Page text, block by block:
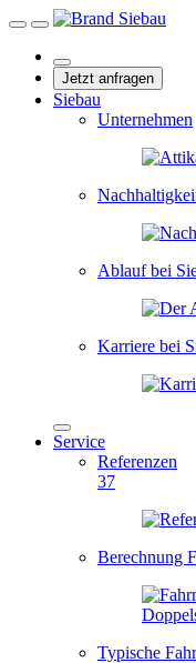
Jetzt anfragen
Siebau
Unternehmen
Ablauf bei
Karriere bei
Service
Referenzen
37
Berechnung
Typische